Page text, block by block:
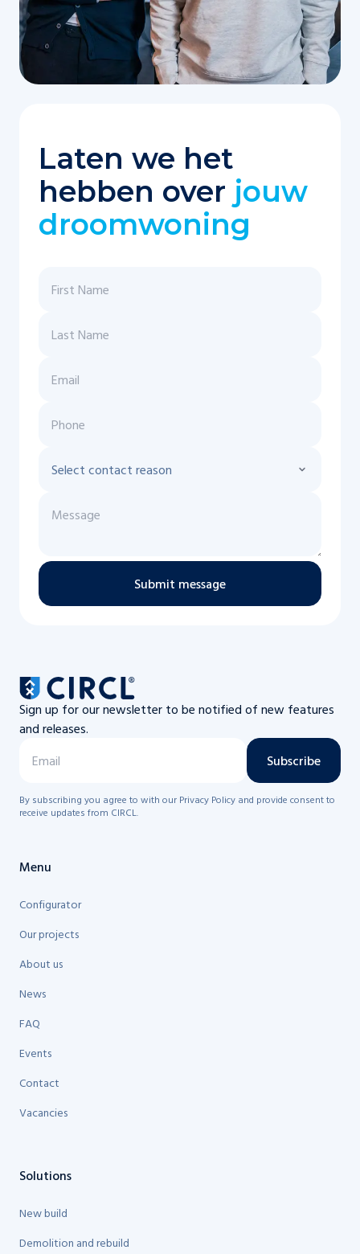
Laten we het
hebben over jouw
droomwoning
Submit message
Sign up for our newsletter to be notified of new features
and releases.
Subscribe
By subscribing you agree to with our Privacy Policy and provide consent to
receive updates from CIRCL.
Menu
Configurator
Our projects
About us
News
FAQ
Events
Contact
Vacancies
Solutions
New build
Demolition and rebuild